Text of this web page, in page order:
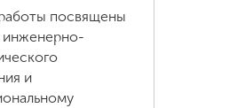
посвящены
инженерно-
и